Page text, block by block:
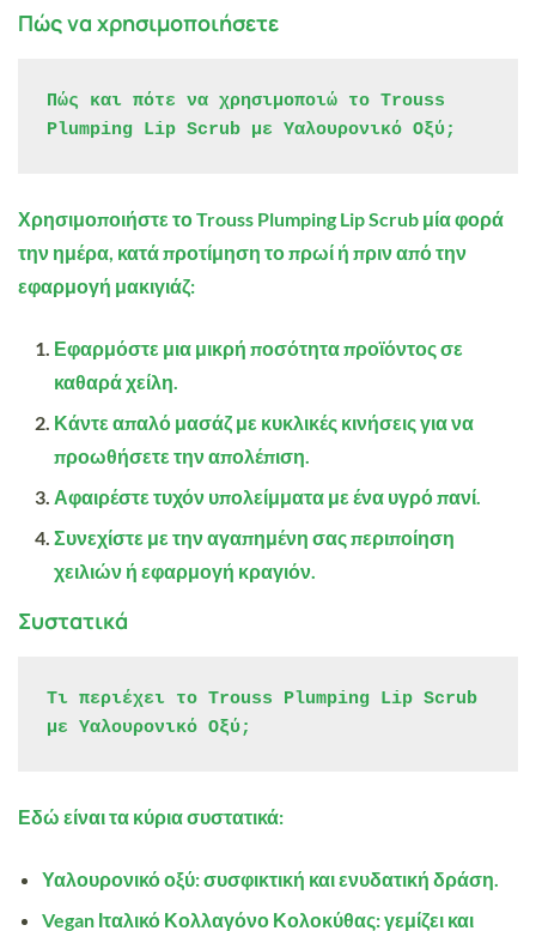
Πώς να χρησιμοποιήσετε
Πώς και πότε να χρησιμοποιώ το Trouss
Plumping Lip Scrub με Υαλουρονικό Οξύ;
Χρησιμοποιήστε το Trouss Plumping Lip Scrub μία φορά
την ημέρα, κατά προτίμηση το πρωί ή πριν από την
εφαρμογή μακιγιάζ:
Εφαρμόστε μια μικρή ποσότητα προϊόντος σε
καθαρά χείλη.
Κάντε απαλό μασάζ με κυκλικές κινήσεις για να
προωθήσετε την απολέπιση.
Αφαιρέστε τυχόν υπολείμματα με ένα υγρό πανί.
Συνεχίστε με την αγαπημένη σας περιποίηση
χειλιών ή εφαρμογή κραγιόν.
Συστατικά
Τι περιέχει το Trouss Plumping Lip Scrub
με Υαλουρονικό Οξύ;
Εδώ είναι τα κύρια συστατικά:
Υαλουρονικό οξύ:συσφικτική και ενυδατική δράση.
Vegan Ιταλικό Κολλαγόνο Κολοκύθας:γεμίζει και